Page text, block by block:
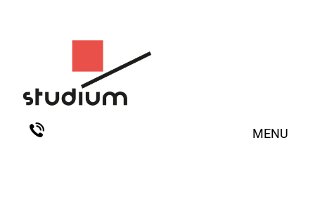
MENU